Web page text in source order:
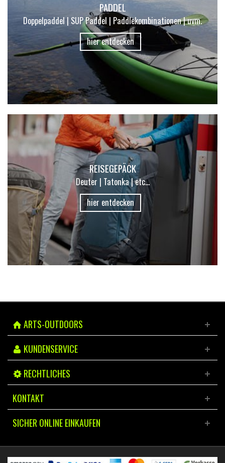
PADDEL
Doppelpaddel | SUP Paddel | Paddlekombinationen | uvm.
hier entdecken
REISEGEPÄCK
Deuter | Tatonka | etc...
hier entdecken
ARTS-OUTDOORS
KUNDENSERVICE
RECHTLICHES
KONTAKT
SICHER ONLINE EINKAUFEN